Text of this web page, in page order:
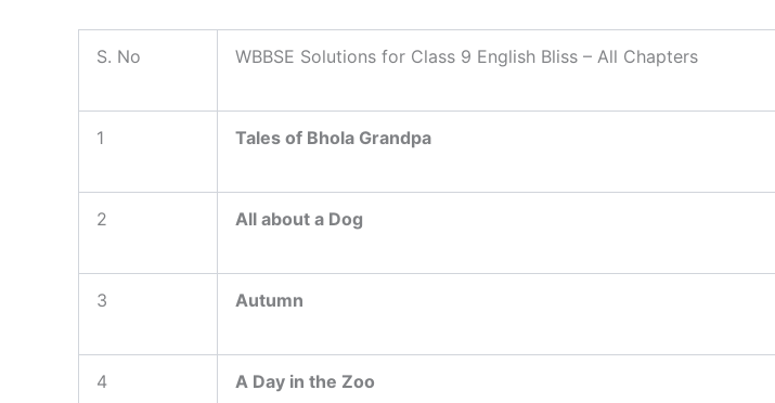
S. No WBBSE Solutions for Class 9 English Bliss – All Chapters
1 Tales of Bhola Grandpa
2 All about a Dog
3 Autumn
4 A Day in the Zoo